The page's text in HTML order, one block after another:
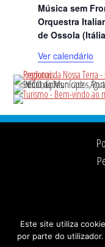
Música sem
Orquestra
de Ossola
Ver calendário
Footer
Este site utiliza
por parte do